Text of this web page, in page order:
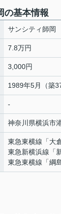
の基本情報
サンシティ師岡
7.8万円
3,000円
1989年5月（築
-
神奈川県横浜市
東急東横線 「大
東急新横浜線 「
東急東横線 「綱